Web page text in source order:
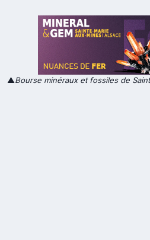
▲Bourse minéraux et fossiles de